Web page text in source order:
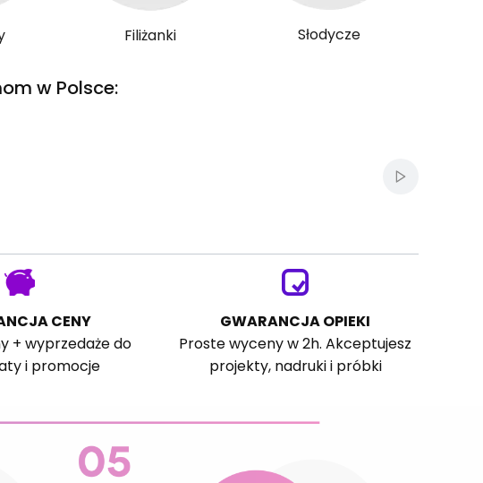
Filiżanki Słodycze
w Polsce:
Włącz
CENY
+ wyprzedaże do
i promocje
GWARANCJA OPIEKI
Proste wyceny w 2h. Akceptujesz
projekty, nadruki i próbki